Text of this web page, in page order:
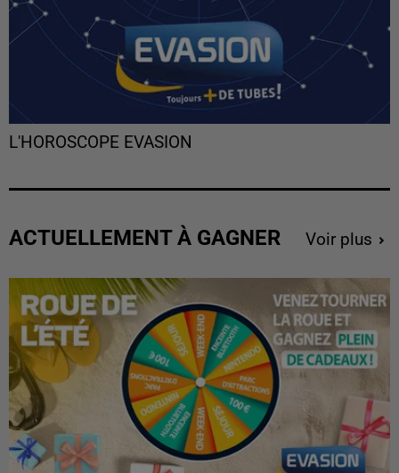
L'HOROSCOPE EVASION
ACTUELLEMENT À GAGNER Voir plus